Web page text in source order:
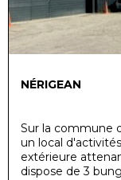
NÉRIGEAN
Sur la commune
un local
extérieure
dispose de 3